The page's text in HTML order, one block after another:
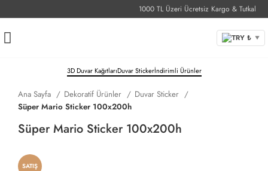
1000 TL Üzeri Ücretsiz Kargo & Tutkal
TRY ₺ ▼
3D Duvar KağıtlarıDuvar Stickerİndirimli Ürünler
Ana Sayfa Dekoratif Ürünler
Duvar Sticker
Süper Mario Sticker 100x200h
Süper Mario Sticker 100x200h
SATIŞ